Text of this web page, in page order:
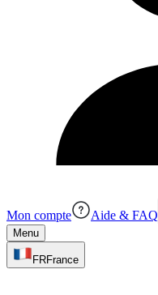
Mon compte Aide & FAQ
Menu
FRFrance